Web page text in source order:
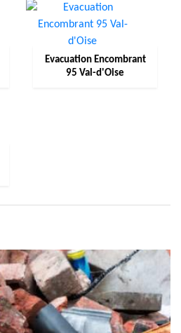
Evacuation Encombrant
95 Val-d'Oise